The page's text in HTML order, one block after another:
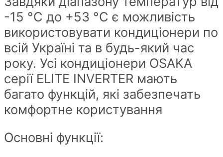
-15 °C до +53 °C є можливість
використовувати кондиціонери по
всій Україні та в будь-який час
року. Усі кондиціонери OSAKA
серії ELITE INVERTER мають
багато функцій, які забезпечать
комфортне користування
Основні функції: